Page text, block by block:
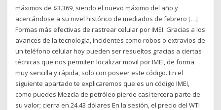
máximos de $3.369, siendo el nuevo máximo del año y
acercándose a su nivel histórico de mediados de febrero […]
Formas más efectivas de rastrear celular por IMEI. Gracias a los
avances de la tecnología, incidentes como robos o extravíos de
un teléfono celular hoy pueden ser resueltos gracias a ciertas
técnicas que nos permiten localizar movil por IMEI, de forma
muy sencilla y rápida, solo con poseer este código. En el
siguiente apartado te explicaremos que es un código IMEI,
como puedes Mezcla de petróleo pierde casi tercera parte de
su valor; cierra en 24.43 dólares En la sesión, el precio del WTI